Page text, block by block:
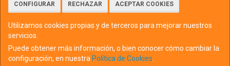
CONFIGURAR RECHAZAR ACEPTAR COOKIES
Utilizamos cookies propias y de terceros para mejorar nuestros
servicios.
Puede obtener más información, o bien conocer cómo cambiar la
configuración, en nuestra Política de Cookies
Horario
10:00 a 13:30 y 16:00 a 18:00
, , , , España. - C.I.F.: 75745103P - Tfno: